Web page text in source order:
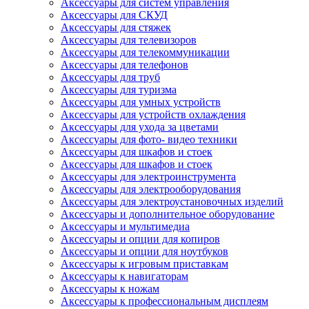
Аксессуары для СКУД
Аксессуары для стяжек
Аксессуары для телевизоров
Аксессуары для телекоммуникации
Аксессуары для телефонов
Аксессуары для труб
Аксессуары для туризма
Аксессуары для умных устройств
Аксессуары для устройств охлаждения
Аксессуары для ухода за цветами
Аксессуары для фото- видео техники
Аксессуары для шкафов и стоек
Аксессуары для шкафов и стоек
Аксессуары для электроинструмента
Аксессуары для электрооборудования
Аксессуары для электроустановочных изделий
Аксессуары и дополнительное оборудование
Аксессуары и мультимедиа
Аксессуары и опции для копиров
Аксессуары и опции для ноутбуков
Аксессуары к игровым приставкам
Аксессуары к навигаторам
Аксессуары к ножам
Аксессуары к профессиональным дисплеям